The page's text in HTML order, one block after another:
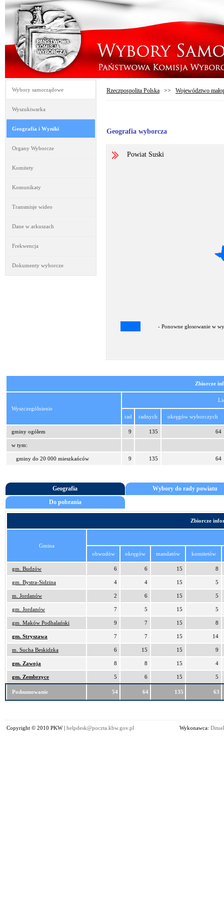
Wybory samorządowe
Wyszukiwarka
Geografia i Wyniki
Organy Wyborcze
Komitety
Komunikaty
Transmisje wideo
Dane w arkuszach
Frekwencja
Dokumenty wyborcze
Rzeczpospolita Polska >> Województwo
Geografia wyborcza
Powiat Suski
- Ponowne głosowanie w
Zbiorcze
Wyszczególnienie
rad radnych okręgów wyborczych
gminy ogółem 9 135 64
w tym:
gminy do 20 000 mieszkańców 9 135 64
Geografia
Wybory do rady powiatu
Do pobrania
Zbiorcze
Gmina
obwodów
okręgów mandatów komitetów
gm. Budzów 6 6 15 8
gm. Bystra-Sidzina 4 4 15 5
m. Jordanów 2 6 15 5
gm. Jordanów 7 5 15 5
gm. Maków Podhalański 9 7 15 8
gm. Stryszawa 7 7 15 14
m. Sucha Beskidzka 6 15 15 9
gm. Zawoja 8 8 15 4
gm. Zembrzyce 5 6 15 5
Podsumowanie 54 64 135 63
Copyright © 2010 PKW | helpdesk@poczta.kbw.gov.pl Wykonawca: